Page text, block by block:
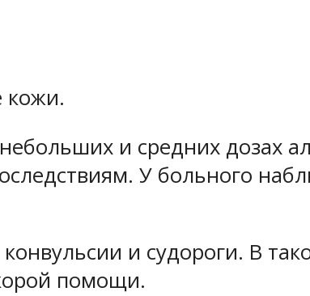
кожи.
и средних дозах
У больного
и судороги. В
помощи.